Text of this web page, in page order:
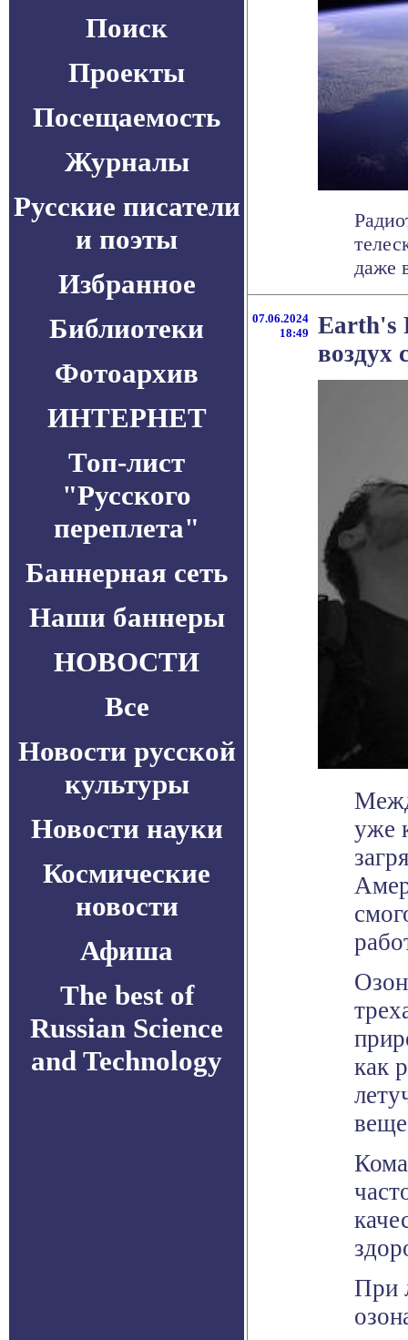
Поиск
Проекты
Посещаемость
Журналы
Русские писатели
и поэты
Избранное
Библиотеки
Фотоархив
ИНТЕРНЕТ
Топ-лист
"Русского
переплета"
Баннерная сеть
Наши баннеры
НОВОСТИ
Все
Новости русской
культуры
Новости науки
Космические
новости
Афиша
The best of
Russian Science
and Technology
даже
07.06.2024
18:49
Earth's
воздух
уже
как
При